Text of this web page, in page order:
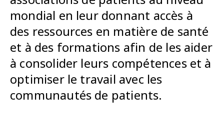
mondial en leur donnant accès à
des ressources en matière de santé
et à des formations afin de les aider
à consolider leurs compétences et à
optimiser le travail avec les
communautés de patients.